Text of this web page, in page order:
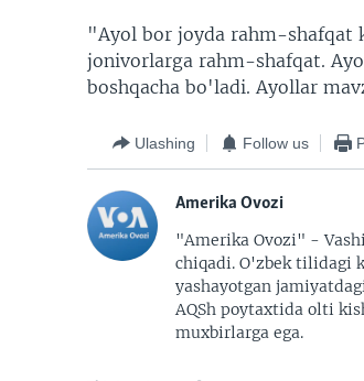
"Ayol bor joyda rahm-shafqat
jonivorlarga rahm-shafqat.
boshqacha bo'ladi. Ayollar
Ulashing Follow us
Amerika Ovozi
"Amerika Ovozi" -
chiqadi. O'zbek tilidagi
yashayotgan
AQSh poytaxtida olti
muxbirlarga ega.